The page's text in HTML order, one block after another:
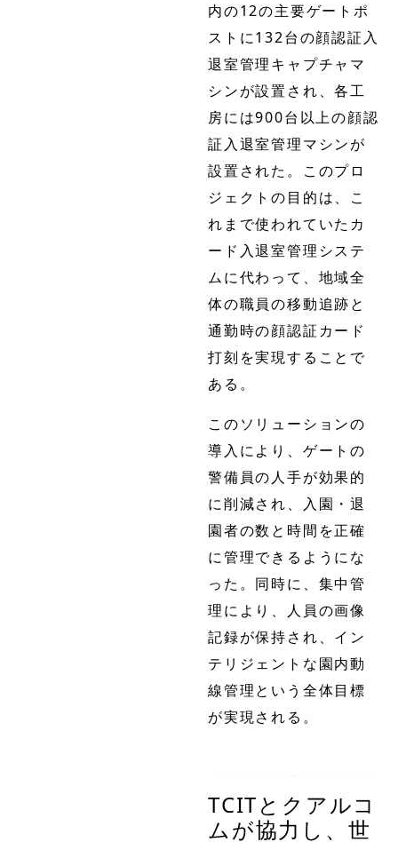
内の12の主要ゲートポ
ストに132台の顔認証入
退室管理キャプチャマ
シンが設置され、各工
房には900台以上の顔認
証入退室管理マシンが
設置された。このプロ
ジェクトの目的は、こ
れまで使われていたカ
ード入退室管理システ
ムに代わって、地域全
体の職員の移動追跡と
通勤時の顔認証カード
打刻を実現することで
ある。
このソリューションの
導入により、ゲートの
警備員の人手が効果的
に削減され、入園・退
園者の数と時間を正確
に管理できるようにな
った。同時に、集中管
理により、人員の画像
記録が保持され、イン
テリジェントな園内動
線管理という全体目標
が実現される。
TCITとクアルコ
ムが協力し、世